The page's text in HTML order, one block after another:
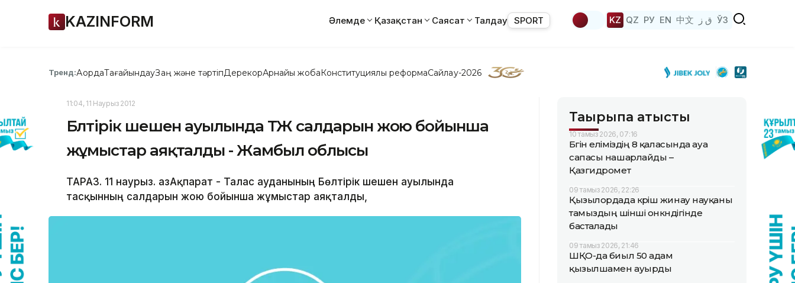
KAZINFORM Әлемде Қазақстан Саясат Талдау SPORT KZ QZ РУ EN 中文 ق ز ЎЗ
Тренд:АқордаТағайындауЗаң және тәртіпДерекқорАрнайы жобаКонституциялық реформаСайлау-2026
11:04, 11 Наурыз 2012
Бөлтірік шешен ауылында ТЖ салдарын жою бойынша
жұмыстар аяқталды - Жамбыл облысы
ТАРАЗ. 11 наурыз. ҚазАқпарат - Талас ауданының Бөлтірік шешен ауылында
тасқынның салдарын жою бойынша жұмыстар аяқталды,
Тақырыпқа қатысты
10 тамыз 2026, 07:16
Бүгін еліміздің 8 қаласында ауа
сапасы нашарлайды –
Қазгидромет
09 тамыз 2026, 22:26
Қызылордада күріш жинау науқаны
тамыздың үшінші онкүндігінде
басталады
09 тамыз 2026, 21:46
ШҚО-да биыл 50 адам
қызылшамен ауырды